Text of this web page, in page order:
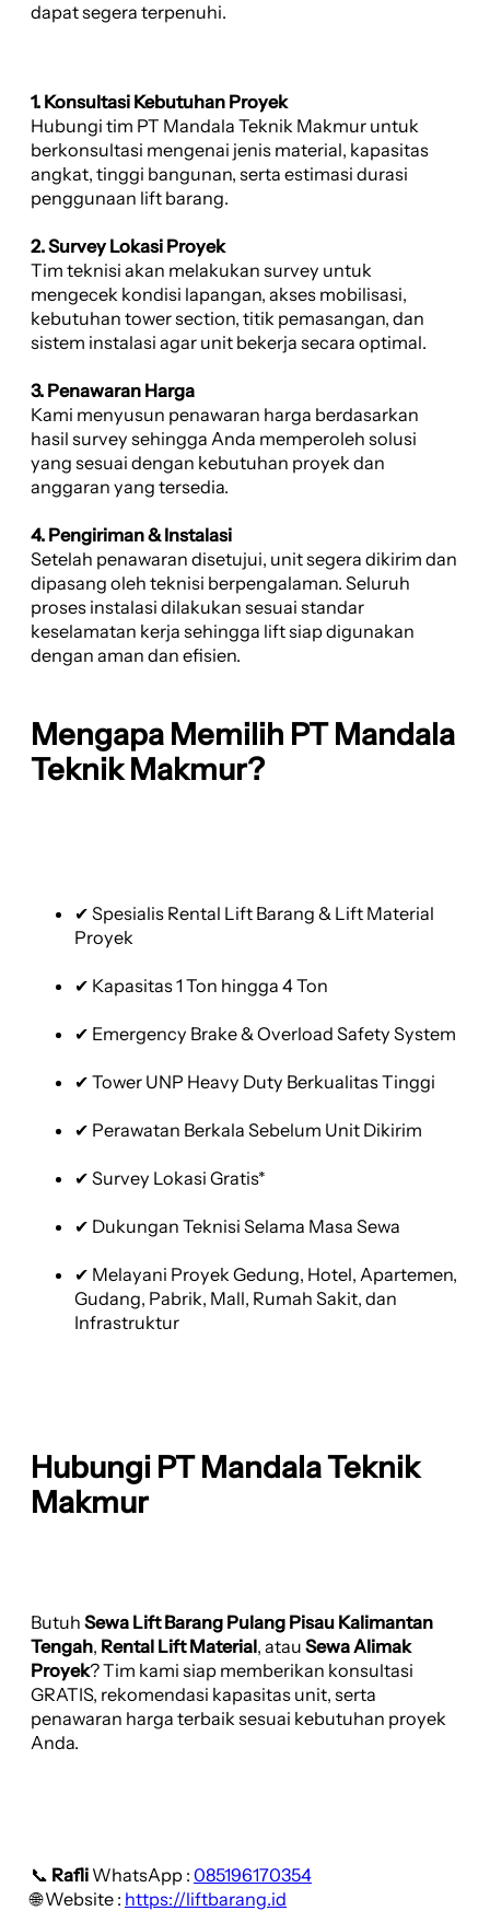
dapat segera terpenuhi.
1. Konsultasi Kebutuhan Proyek
Hubungi tim PT Mandala Teknik Makmur untuk
berkonsultasi mengenai jenis material, kapasitas
angkat, tinggi bangunan, serta estimasi durasi
penggunaan lift barang.
2. Survey Lokasi Proyek
Tim teknisi akan melakukan survey untuk
mengecek kondisi lapangan, akses mobilisasi,
kebutuhan tower section, titik pemasangan, dan
sistem instalasi agar unit bekerja secara optimal.
3. Penawaran Harga
Kami menyusun penawaran harga berdasarkan
hasil survey sehingga Anda memperoleh solusi
yang sesuai dengan kebutuhan proyek dan
anggaran yang tersedia.
4. Pengiriman & Instalasi
Setelah penawaran disetujui, unit segera dikirim dan
dipasang oleh teknisi berpengalaman. Seluruh
proses instalasi dilakukan sesuai standar
keselamatan kerja sehingga lift siap digunakan
dengan aman dan efisien.
Mengapa Memilih PT Mandala
Teknik Makmur?
✔ Spesialis Rental Lift Barang & Lift Material
Proyek
✔ Kapasitas 1 Ton hingga 4 Ton
✔ Emergency Brake & Overload Safety System
✔ Tower UNP Heavy Duty Berkualitas Tinggi
✔ Perawatan Berkala Sebelum Unit Dikirim
✔ Survey Lokasi Gratis*
✔ Dukungan Teknisi Selama Masa Sewa
✔ Melayani Proyek Gedung, Hotel, Apartemen,
Gudang, Pabrik, Mall, Rumah Sakit, dan
Infrastruktur
Hubungi PT Mandala Teknik
Makmur
Butuh Sewa Lift Barang Pulang Pisau Kalimantan
Tengah, Rental Lift Material, atau Sewa Alimak
Proyek? Tim kami siap memberikan konsultasi
GRATIS, rekomendasi kapasitas unit, serta
penawaran harga terbaik sesuai kebutuhan proyek
Anda.
📞 Rafli WhatsApp : 085196170354
🌐 Website : https://liftbarang.id